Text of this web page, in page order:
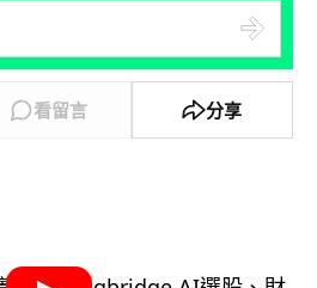
看留言 分享